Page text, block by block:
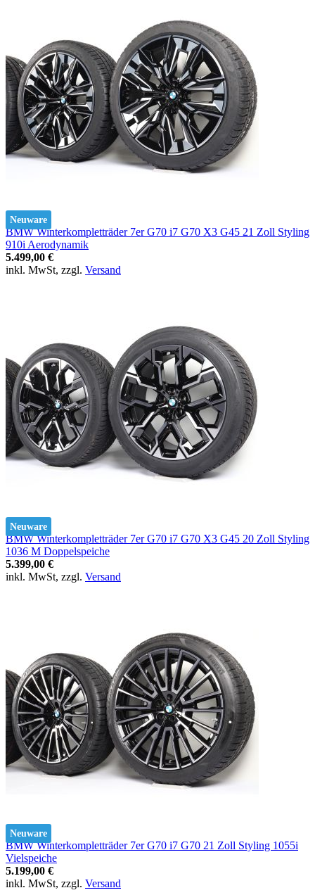
Neuware
BMW Winterkompletträder 7er G70 i7 G70 X3 G45 21 Zoll Styling
910i Aerodynamik
5.499,00 €
inkl. MwSt, zzgl. Versand
Neuware
BMW Winterkompletträder 7er G70 i7 G70 X3 G45 20 Zoll Styling
1036 M Doppelspeiche
5.399,00 €
inkl. MwSt, zzgl. Versand
Neuware
BMW Winterkompletträder 7er G70 i7 G70 21 Zoll Styling 1055i
Vielspeiche
5.199,00 €
inkl. MwSt, zzgl. Versand